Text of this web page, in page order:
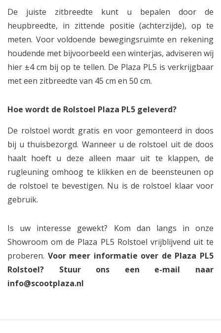
De juiste zitbreedte kunt u bepalen door de
heupbreedte, in zittende positie (achterzijde), op te
meten. Voor voldoende bewegingsruimte en rekening
houdende met bijvoorbeeld een winterjas, adviseren wij
hier ±4 cm bij op te tellen. De Plaza PL5 is verkrijgbaar
met een zitbreedte van 45 cm en 50 cm.
Hoe wordt de Rolstoel Plaza PL5 geleverd?
De rolstoel wordt gratis en voor gemonteerd in doos
bij u thuisbezorgd. Wanneer u de rolstoel uit de doos
haalt hoeft u deze alleen maar uit te klappen, de
rugleuning omhoog te klikken en de beensteunen op
de rolstoel te bevestigen. Nu is de rolstoel klaar voor
gebruik.
Is uw interesse gewekt? Kom dan langs in onze
Showroom om de Plaza PL5 Rolstoel vrijblijvend uit te
proberen. Voor meer informatie over de Plaza PL5
Rolstoel? Stuur ons een e-mail naar
info@scootplaza.nl